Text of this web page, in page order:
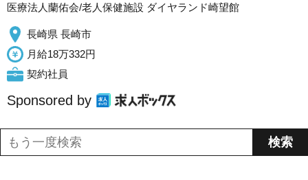
医療法人蘭佑会/老人保健施設 ダイヤランド崎望館
長崎県 長崎市
月給18万332円
契約社員
Sponsored by